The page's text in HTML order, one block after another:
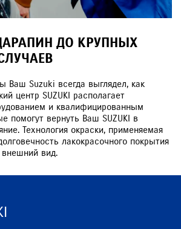
ДО КРУПНЫХ
Ваш Suzuki всегда выглядел, как
центр SUZUKI располагает
и квалифицированным
помогут вернуть Ваш SUZUKI в
Технология окраски, применяемая
лакокрасочного покрытия
внешний вид.